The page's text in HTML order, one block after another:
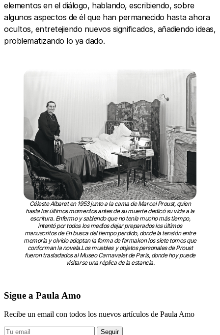
elementos en el diálogo, hablando, escribiendo, sobre
algunos aspectos de él que han permanecido hasta ahora
ocultos, entretejiendo nuevos significados, añadiendo ideas,
problematizando lo ya dado.
Céleste Albaret en 1953 junto a la cama de Marcel Proust, quien
hasta los últimos momentos antes de su muerte dedicó su vida a la
escritura. Enfermo y sabiendo que no tenía mucho más tiempo,
intentó por todos los medios dejar preparados los últimos
manuscritos de En busca del tiempo perdido, donde la tensión entre
memoria y olvido adoptan la forma de farmakon los siete tomos que
conforman la novela.Los muebles y objetos personales de Proust
fueron trasladados al Museo Carnavalet de París, donde hoy puede
visitarse una réplica de la estancia.
Sigue a Paula Amo
Recibe un email con todos los nuevos artículos de Paula Amo